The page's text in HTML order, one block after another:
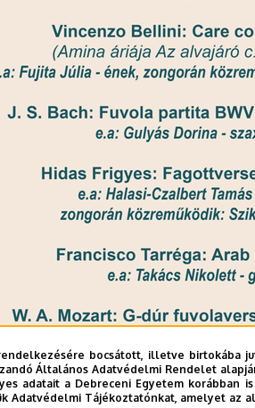
bocsátott, illetve birtokába
Általános Adatvédelmi Rendelet
adatait a Debreceni Egyetem
Adatvédelmi Tájékoztatónkat, amelyet